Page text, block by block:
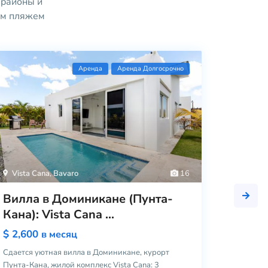
пляжем
16
Vista Cana,Bavaro
Aренда Аренда Долгосрочно
Вилла в Доминикане (Пунта-
Кана): Vista Cana ...
$ 2,600 в месяц
Сдается уютная вилла в Доминикане, курорт
Пунта-Кана, жилой комплекс Vista Cana: 3
Aренда
Долгосрочно
Лучшее